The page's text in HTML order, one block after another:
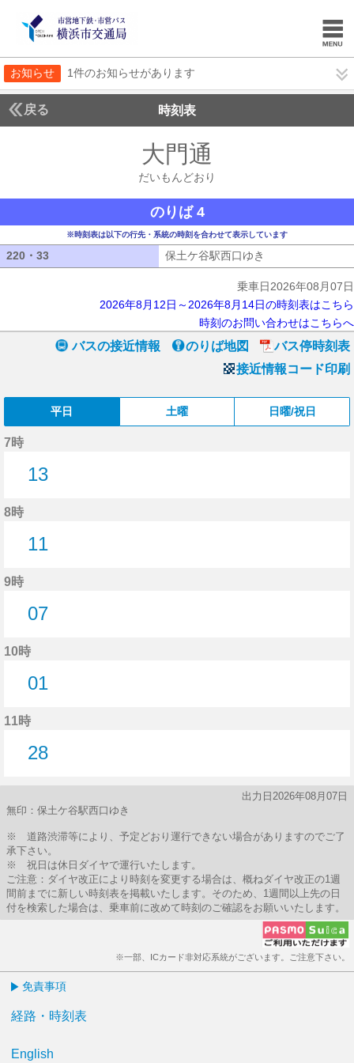
お知らせ 1件のお知らせがあります
戻る 時刻表
大門通
だいもんどおり
のりば 4
※時刻表は以下の行先・系統の時刻を合わせて表示しています
220・33 保土ケ谷駅西口ゆき
乗車日2026年08月07日
2026年8月12日～2026年8月14日の時刻表はこちら
時刻のお問い合わせはこちらへ
バスの接近情報 のりば地図
バス停時刻表
接近情報コード印刷
平日 土曜 日曜/祝日
7時
13
8時
11
9時
07
10時
01
11時
28
出力日2026年08月07日
無印：保土ケ谷駅西口ゆき
※ 道路渋滞等により、予定どおり運行できない場合がありますのでご了
承下さい。
※ 祝日は休日ダイヤで運行いたします。
ご注意：ダイヤ改正により時刻を変更する場合は、概ねダイヤ改正の1週
間前までに新しい時刻表を掲載いたします。そのため、1週間以上先の日
付を検索した場合は、乗車前に改めて時刻のご確認をお願いいたします。
※一部、ICカード非対応系統がございます。ご注意下さい。
免責事項
経路・時刻表
English